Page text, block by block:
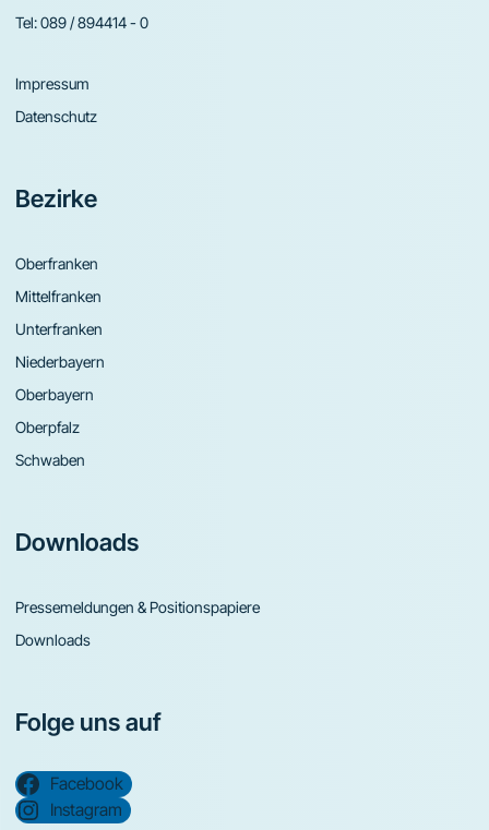
Tel:089 / 894414 - 0
Impressum
Datenschutz
Bezirke
Oberfranken
Mittelfranken
Unterfranken
Niederbayern
Oberbayern
Oberpfalz
Schwaben
Downloads
Pressemeldungen & Positionspapiere
Downloads
Folge uns auf
Facebook
Instagram